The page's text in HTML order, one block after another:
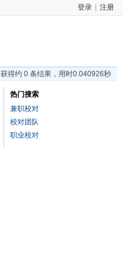
登录 注册
获得约 0 条结果，用时0.040926秒
热门搜索
兼职校对
校对团队
职业校对